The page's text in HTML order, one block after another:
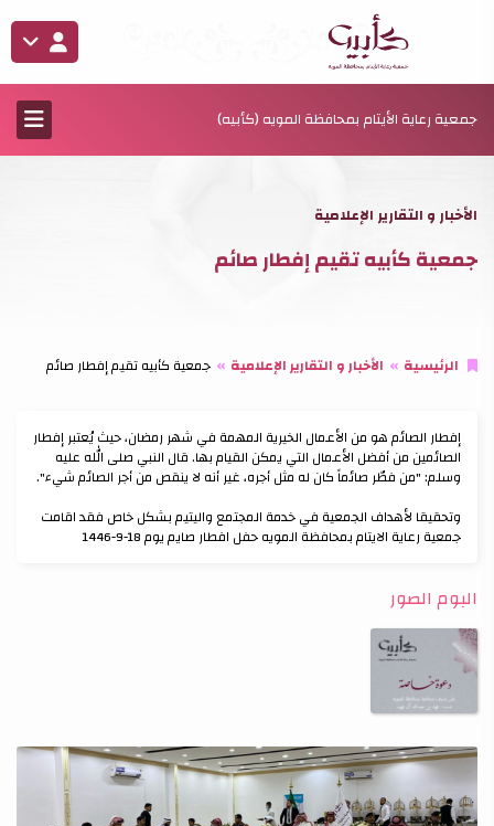
جمعية رعاية الأيتام بمحافظة المويه (كأبيه)
الأخبار و التقارير الإعلامية
جمعية كأبيه تقيم إفطار صائم
الرئيسية الأخبار و التقارير الإعلامية جمعية كأبيه تقيم إفطار صائم
إفطار الصائم هو من الأعمال الخيرية المهمة في شهر رمضان، حيث يُعتبر إفطار
الصائمين من أفضل الأعمال التي يمكن القيام بها. قال النبي صلى الله عليه
وسلم: "من فطّر صائماً كان له مثل أجره، غير أنه لا ينقص من أجر الصائم شيء".
وتحقيقا لأهداف الجمعية في خدمة المجتمع واليتيم بشكل خاص فقد اقامت
جمعية رعاية الايتام بمحافظة المويه حفل افطار صايم يوم 18-9-1446
البوم الصور